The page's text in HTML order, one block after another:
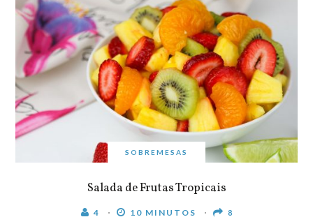
SOBREMESAS
Salada de Frutas Tropicais
4 10 MINUTOS 8